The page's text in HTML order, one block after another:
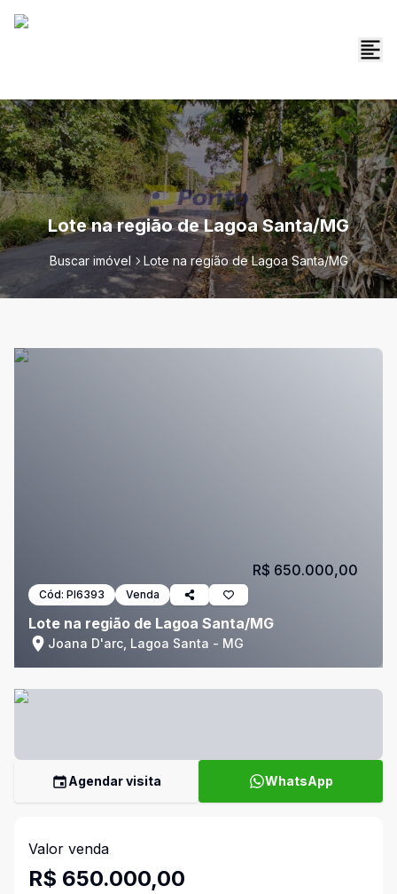
Lote na região de Lagoa Santa/MG
Buscar imóvel Lote na região de Lagoa Santa/MG
Cód: PI6393 Venda
Lote na região de Lagoa Santa/MG
Joana D'arc, Lagoa Santa - MG
R$ 650.000,00
Agendar visita WhatsApp
Valor venda
R$ 650.000,00